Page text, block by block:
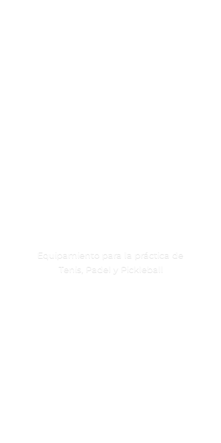
Equipamiento para la práctica de
Tenis, Padel
y Pickleball